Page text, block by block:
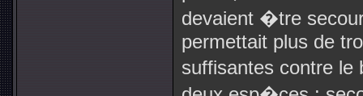
devaient �tre
permettait plus de
suffisantes contre